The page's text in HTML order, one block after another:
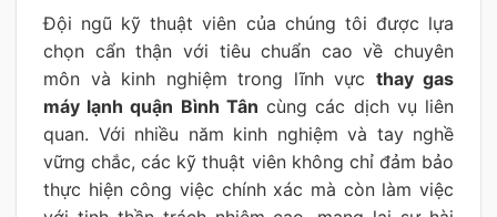
Đội ngũ kỹ thuật viên của chúng tôi được lựa
chọn cẩn thận với tiêu chuẩn cao về chuyên
môn và kinh nghiệm trong lĩnh vực thay gas
máy lạnh quận Bình Tân cùng các dịch vụ liên
quan. Với nhiều năm kinh nghiệm và tay nghề
vững chắc, các kỹ thuật viên không chỉ đảm bảo
thực hiện công việc chính xác mà còn làm việc